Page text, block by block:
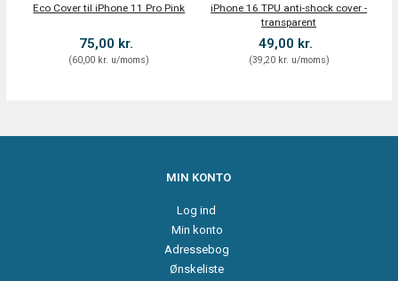
Eco Cover til iPhone 11 Pro Pink
75,00 kr.
(60,00 kr. u/moms)
iPhone 16 TPU anti-shock cover -
transparent
49,00 kr.
(39,20 kr. u/moms)
MIN KONTO
Log ind
Min konto
Adressebog
Ønskeliste